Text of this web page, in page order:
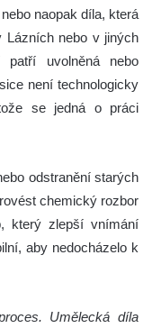
naopak díla, která
nebo v jiných
patří uvolněná nebo
není technologicky
se jedná o práci
odstranění starých
chemický rozbor
který zlepší vnímání
aby nedocházelo k
Umělecká díla